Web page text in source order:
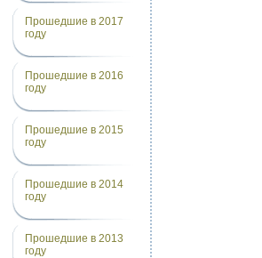
Прошедшие в 2017
году
Прошедшие в 2016
году
Прошедшие в 2015
году
Прошедшие в 2014
году
Прошедшие в 2013
году